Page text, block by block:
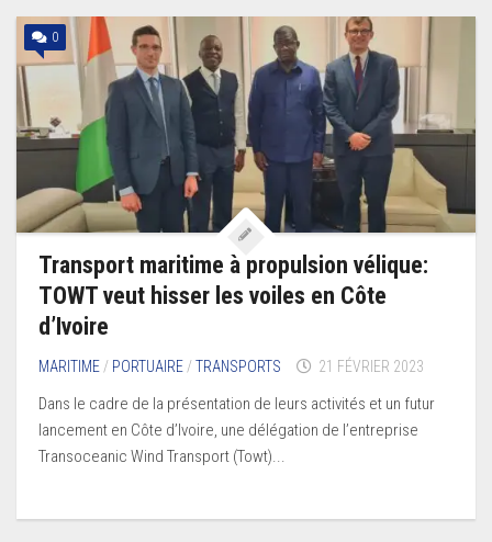
0
Transport maritime à propulsion vélique:
TOWT veut hisser les voiles en Côte
d’Ivoire
MARITIME / PORTUAIRE /TRANSPORTS 21 FÉVRIER 2023
Dans le cadre de la présentation de leurs activités et un futur
lancement en Côte d’Ivoire, une délégation de l’entreprise
Transoceanic Wind Transport (Towt)...